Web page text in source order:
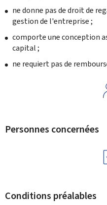
ne donne pas de droit de
gestion de l'entreprise ;
comporte une conception
capital ;
ne requiert pas de
Personnes concernées
Conditions préalables